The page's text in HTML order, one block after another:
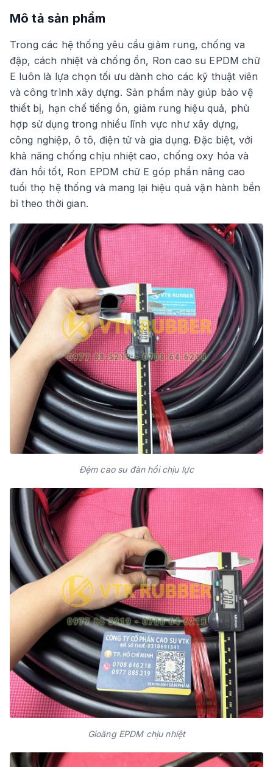
Mô tả sản phẩm
Trong các hệ thống yêu cầu giảm rung, chống va
đập, cách nhiệt và chống ồn, Ron cao su EPDM chữ
E luôn là lựa chọn tối ưu dành cho các kỹ thuật viên
và công trình xây dựng. Sản phẩm này giúp bảo vệ
thiết bị, hạn chế tiếng ồn, giảm rung hiệu quả, phù
hợp sử dụng trong nhiều lĩnh vực như xây dựng,
công nghiệp, ô tô, điện tử và gia dụng. Đặc biệt, với
khả năng chống chịu nhiệt cao, chống oxy hóa và
đàn hồi tốt, Ron EPDM chữ E góp phần nâng cao
tuổi thọ hệ thống và mang lại hiệu quả vận hành bền
bỉ theo thời gian.
Đệm cao su đàn hồi chịu lực
Gioăng EPDM chịu nhiệt